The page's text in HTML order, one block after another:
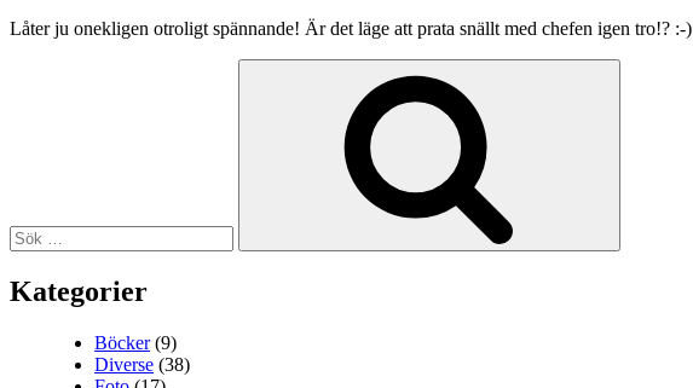
Låter ju onekligen otroligt spännande! Är det läge att prata snällt med chefen igen tro!? :-)
Kategorier
Böcker(9)
Diverse (38)